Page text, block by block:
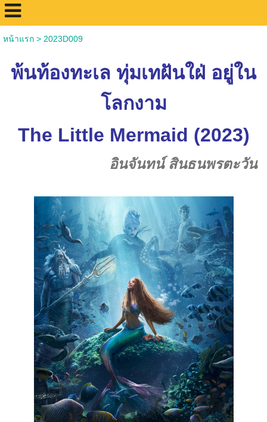
หน้าแรก> 2023D009
พ้นท้องทะเล ทุ่มเทฝันใฝ่ อยู่ใน
โลกงาม
The Little Mermaid (2023)
อินจันทน์ สินธนพรตะวัน